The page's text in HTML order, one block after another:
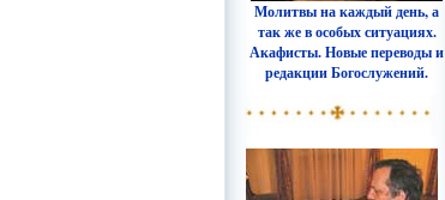
Молитвы на каждый день, а
так же в особых ситуациях.
Акафисты. Новые переводы и
редакции Богослужений.